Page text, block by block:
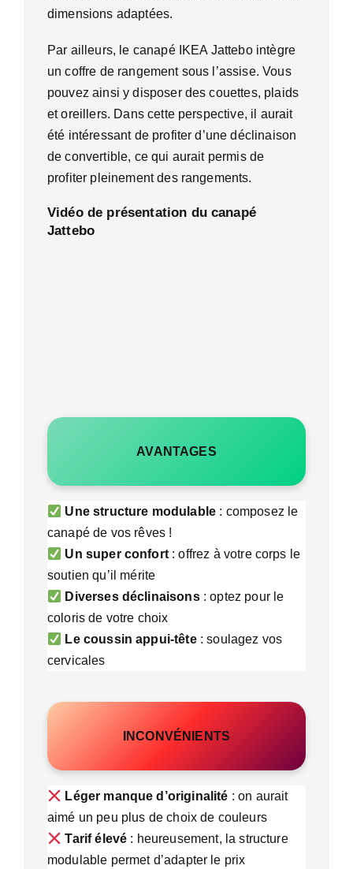
dimensions adaptées.
Par ailleurs, le canapé IKEA Jattebo intègre
un coffre de rangement sous l’assise. Vous
pouvez ainsi y disposer des couettes, plaids
et oreillers. Dans cette perspective, il aurait
été intéressant de profiter d’une déclinaison
de convertible, ce qui aurait permis de
profiter pleinement des rangements.
Vidéo de présentation du canapé
Jattebo
AVANTAGES
Une structure modulable : composez le
canapé de vos rêves !
Un super confort : offrez à votre corps le
soutien qu’il mérite
Diverses déclinaisons: optez pour le
coloris de votre choix
Le coussin appui-tête: soulagez vos
cervicales
INCONVÉNIENTS
Léger manque d’originalité : on aurait
aimé un peu plus de choix de couleurs
Tarif élevé : heureusement, la structure
modulable permet d’adapter le prix